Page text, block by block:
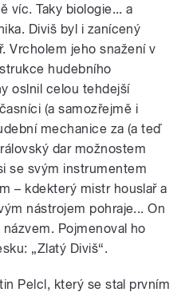
víc. Taky biologie... a
Diviš byl i zanícený
Vrcholem jeho snažení v
hudebního
oslnil celou tehdejší
(a samozřejmě i
mechanice za (a teď
dar možnostem
se svým instrumentem
– kdekterý mistr houslař a
nástrojem pohraje... On
Pojmenoval ho
„Zlatý Diviš“.
Pelcl, který se stal prvním